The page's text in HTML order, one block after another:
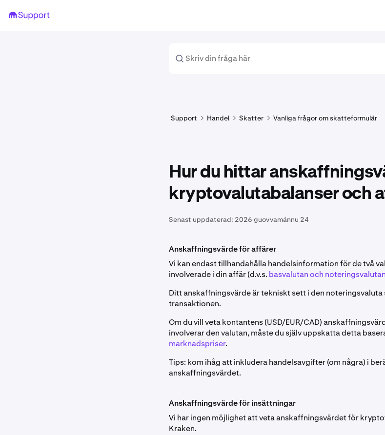
Support Handel Skatter Vanliga frågor om skatteformulär
Hur du hittar
kryptovalutabalanser och
Senast uppdaterad: 2026 guovvamánnu 24
Anskaffningsvärde för affärer
Vi kan endast tillhandahålla handelsinformation för de två
involverade i din affär (d.v.s. basvalutan och noteringsvalutan
Ditt anskaffningsvärde är tekniskt sett i den noteringsvaluta
transaktionen.
Om du vill veta kontantens (USD/EUR/CAD)
involverar den valutan, måste du själv uppskatta detta
marknadspriser.
Tips: kom ihåg att inkludera handelsavgifter (om några) i
anskaffningsvärdet.
Anskaffningsvärde för insättningar
Vi har ingen möjlighet att veta anskaffningsvärdet för
Kraken.